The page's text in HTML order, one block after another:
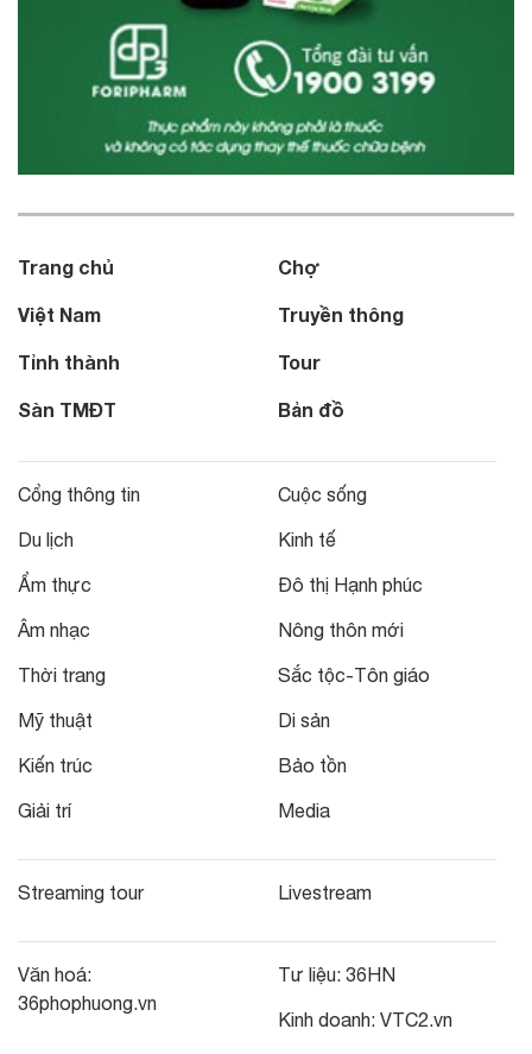
Trang chủ
Việt Nam
Tỉnh thành
Sàn TMĐT
Chợ
Truyền thông
Tour
Bản đồ
Cổng thông tin
Du lịch
Ẩm thực
Âm nhạc
Thời trang
Mỹ thuật
Kiến trúc
Giải trí
Cuộc sống
Kinh tế
Đô thị Hạnh phúc
Nông thôn mới
Sắc tộc-Tôn giáo
Di sản
Bảo tồn
Media
Streaming tour Livestream
Văn hoá:
36phophuong.vn
Tư liệu: 36HN
Kinh doanh: VTC2.vn